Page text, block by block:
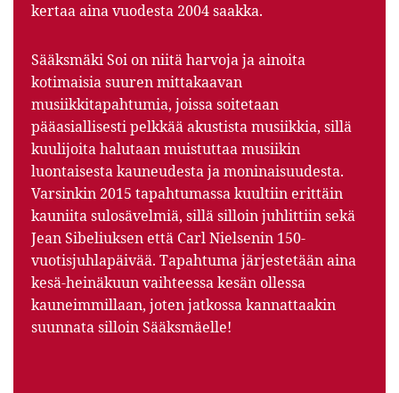
kertaa aina vuodesta 2004 saakka.
Sääksmäki Soi on niitä harvoja ja ainoita
kotimaisia suuren mittakaavan
musiikkitapahtumia, joissa soitetaan
pääasiallisesti pelkkää akustista musiikkia, sillä
kuulijoita halutaan muistuttaa musiikin
luontaisesta kauneudesta ja moninaisuudesta.
Varsinkin 2015 tapahtumassa kuultiin erittäin
kauniita sulosävelmiä, sillä silloin juhlittiin sekä
Jean Sibeliuksen että Carl Nielsenin 150-
vuotisjuhlapäivää. Tapahtuma järjestetään aina
kesä-heinäkuun vaihteessa kesän ollessa
kauneimmillaan, joten jatkossa kannattaakin
suunnata silloin Sääksmäelle!